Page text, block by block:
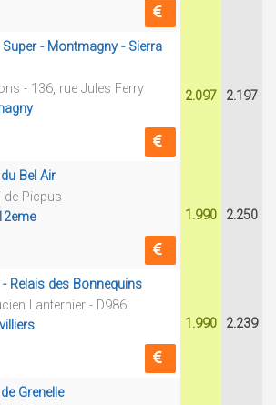
Super - Montmagny - Sierra
- 136, rue Jules Ferry
2.097 2.197
Bel Air
de Picpus
1.990 2.250
Relais des Bonnequins
Lanternier - D986
1.990 2.239
Grenelle